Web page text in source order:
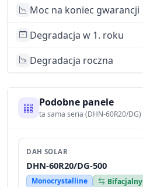
Moc na koniec gwarancji
Degradacja w 1. roku
Degradacja roczna
Podobne panele
ta sama seria (DHN-60R20/DG)
DAH SOLAR
DHN-60R20/DG-500
Monocrystalline
Bifacjalny